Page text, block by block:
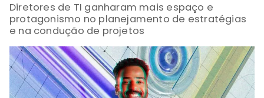
Diretores de TI ganharam mais espaço e
protagonismo no planejamento de estratégias
e na condução de projetos